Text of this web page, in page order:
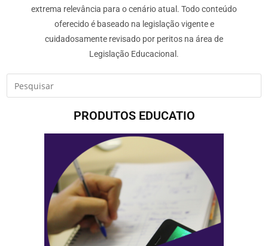
extrema relevância para o cenário atual. Todo conteúdo
oferecido é baseado na legislação vigente e
cuidadosamente revisado por peritos na área de
Legislação Educacional.
PRODUTOS EDUCATIO